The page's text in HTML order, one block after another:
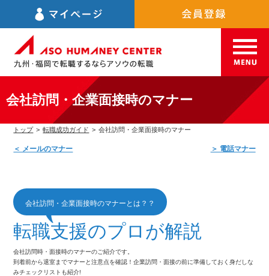
会社訪問・企業面接時のマナー
トップ > 転職成功ガイド > 会社訪問・企業面接時のマナー
＜ メールのマナー ＞ 電話マナー
会社訪問・企業面接時のマナーとは？？
転職支援のプロが解説
会社訪問時・面接時のマナーのご紹介です。
到着前から退室までマナーと注意点を確認！企業訪問・面接の前に準備しておく身だしな
みチェックリストも紹介!